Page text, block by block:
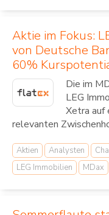
Aktie im Fokus:
von Deutsche
60%
Die im
LEG
Xetra auf
relevanten
Aktien Analysten
LEG Immobilien
MDax